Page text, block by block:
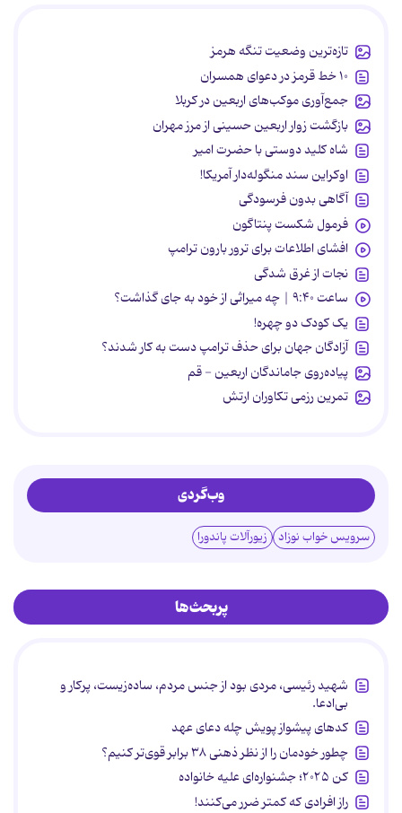
تازه‌ترین وضعیت تنگه هرمز
۱۰ خط قرمز در دعوای همسران
جمع‌آوری موکب‌های اربعین در کربلا
بازگشت زوار اربعین حسینی از مرز مهران
شاه کلید دوستی با حضرت امیر
اوکراین سند منگوله‌دار آمریکا!
آگاهی بدون فرسودگی
فرمول شکست پنتاگون
افشای اطلاعات برای ترور بارون ترامپ
نجات از غرق شدگی
ساعت ۹:۴۰ | چه میراثی از خود به جای گذاشت؟
یک کودک دو چهره!
آزادگان جهان برای حذف ترامپ دست به کار شدند؟
پیاده‌روی جاماندگان اربعین - قم
تمرین رزمی تکاوران ارتش
وب‌گردی
سرویس خواب نوزاد زیورآلات پاندورا
پربحث‌ها
شهید رئیسی، مردی بود از جنس مردم، ساده‌زیست، پرکار و
بی‌ادعا.
کدهای پیشواز پویش چله دعای عهد
چطور خودمان را از نظر ذهنی ۳۸ برابر قوی‌تر کنیم؟
کن ۲۰۲۵؛ جشنواره‌ای علیه خانواده
راز افرادی که کمتر ضرر می‌کنند!